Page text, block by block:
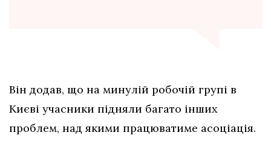
Він додав, що на минулій робочій групі в
Києві учасники підняли багато інших
проблем, над якими працюватиме асоціація.